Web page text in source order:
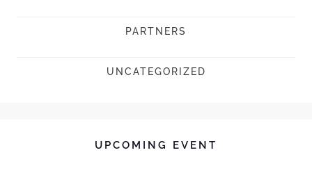
PARTNERS
UNCATEGORIZED
UPCOMING EVENT